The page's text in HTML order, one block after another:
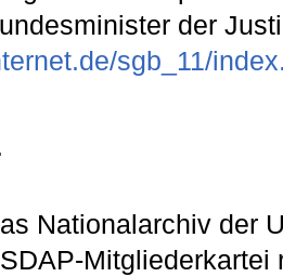
der
sgb_11/
Nationalarchiv der